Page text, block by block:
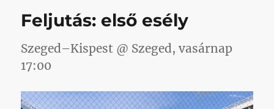
I.!
című
bejegyzéshez
Feljutás: első esély
Szeged–Kispest @ Szeged, vasárnap
17:00